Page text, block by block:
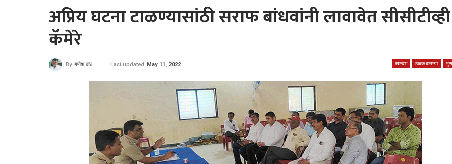
अप्रिय घटना टाळण्यासांठी सराफ बांधवांनी लावावेत सीसीटीव्ही
कॅमेरे
खान्देश ठळक बातम्या
By गणेश वाघ Last updated May 11, 2022